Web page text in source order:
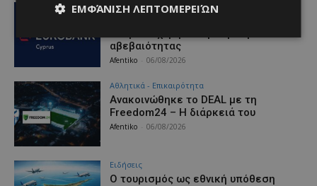
Ειδήσεις
αβεβαιότητας
Afentiko 06/08/2026
Αθλητικά - Επικαιρότητα
Ανακοινώθηκε το DEAL με τη
Freedom24 – Η διάρκειά του
Afentiko 06/08/2026
Ειδήσεις
Ο τουρισμός ως εθνική υπόθεση
ΕΜΦΆΝΙΣΗ ΛΕΠΤΟΜΕΡΕΙΏΝ